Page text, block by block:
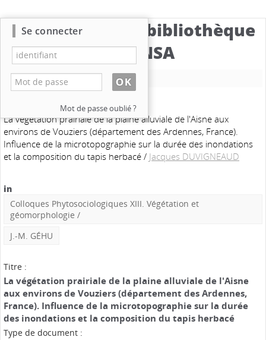
Catalogue de la bibliothèque
du CBNSA
Nouvelle recherche
La végétation prairiale de la plaine alluviale de l'Aisne aux
environs de Vouziers (département des Ardennes, France).
Influence de la microtopographie sur la durée des inondations
et la composition du tapis herbacé/ Jacques DUVIGNEAUD
in
Colloques Phytosociologiques XIII. Végétation et
géomorphologie /
J.-M. GÉHU
Titre :
La végétation prairiale de la plaine alluviale de l'Aisne
aux environs de Vouziers (département des Ardennes,
France). Influence de la microtopographie sur la durée
des inondations et la composition du tapis herbacé
Type de document :
Se connecter
Mot de passe oublié ?